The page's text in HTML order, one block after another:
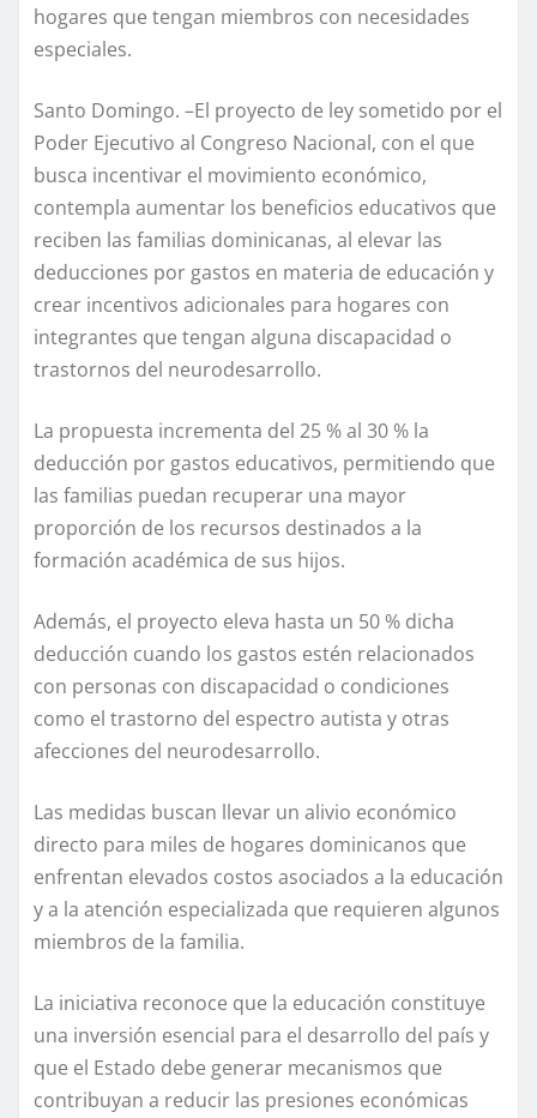
hogares que tengan miembros con necesidades
especiales.
Santo Domingo. –El proyecto de ley sometido por el
Poder Ejecutivo al Congreso Nacional, con el que
busca incentivar el movimiento económico,
contempla aumentar los beneficios educativos que
reciben las familias dominicanas, al elevar las
deducciones por gastos en materia de educación y
crear incentivos adicionales para hogares con
integrantes que tengan alguna discapacidad o
trastornos del neurodesarrollo.
La propuesta incrementa del 25 % al 30 % la
deducción por gastos educativos, permitiendo que
las familias puedan recuperar una mayor
proporción de los recursos destinados a la
formación académica de sus hijos.
Además, el proyecto eleva hasta un 50 % dicha
deducción cuando los gastos estén relacionados
con personas con discapacidad o condiciones
como el trastorno del espectro autista y otras
afecciones del neurodesarrollo.
Las medidas buscan llevar un alivio económico
directo para miles de hogares dominicanos que
enfrentan elevados costos asociados a la educación
y a la atención especializada que requieren algunos
miembros de la familia.
La iniciativa reconoce que la educación constituye
una inversión esencial para el desarrollo del país y
que el Estado debe generar mecanismos que
contribuyan a reducir las presiones económicas